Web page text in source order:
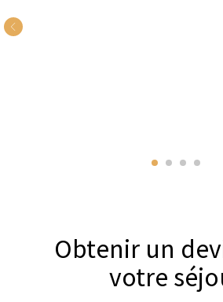
VOTRE PROGRAMME COMPREND :